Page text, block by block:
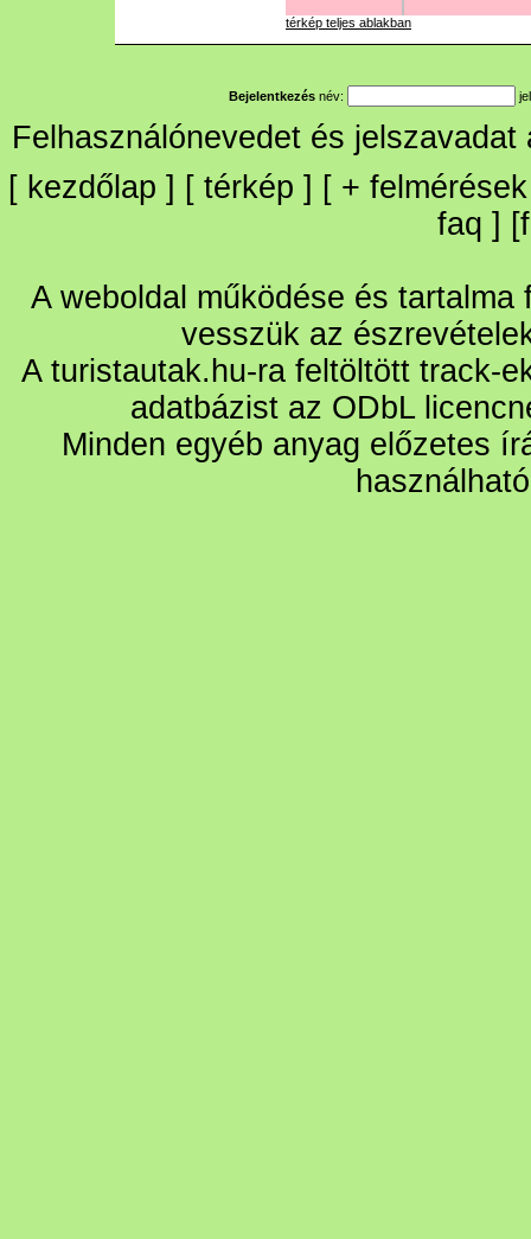
térkép teljes ablakban
Bejelentkezés név:
Felhasználónevedet és
[ kezdőlap ] [ térkép ] [ + felmérések
faq ] [
A weboldal működése és
vesszük az
A turistautak.hu-ra feltöltött track-
adatbázist az ODbL
Minden egyéb anyag előzetes